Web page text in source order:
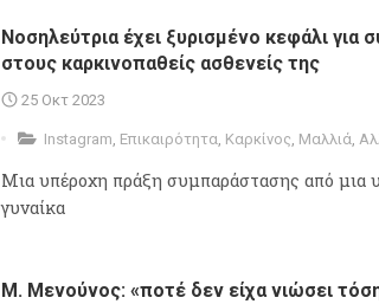
Νοσηλεύτρια έχει ξυρισμένο κεφάλι για
στους καρκινοπαθείς ασθενείς της
25 Οκτ 2023
Instagram, Επικαιρότητα, Καρκίνος, Μαλλιά,
Μια υπέροχη πράξη συμπαράστασης από μια
γυναίκα
Μ. Μενούνος: «ποτέ δεν είχα νιώσει